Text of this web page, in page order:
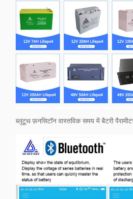
ब्लूटूथ फ़नसिटॉन वास्तविक समय में बैटरी